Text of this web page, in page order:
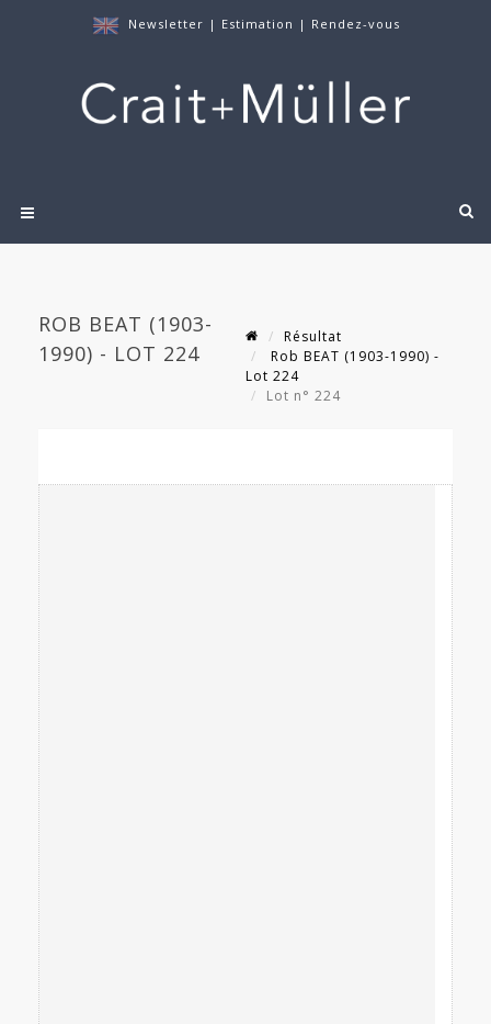
Newsletter | Estimation | Rendez-vous
ROB BEAT (1903-
1990) - LOT 224
Résultat
Rob BEAT (1903-1990) -
Lot 224
Lot n° 224